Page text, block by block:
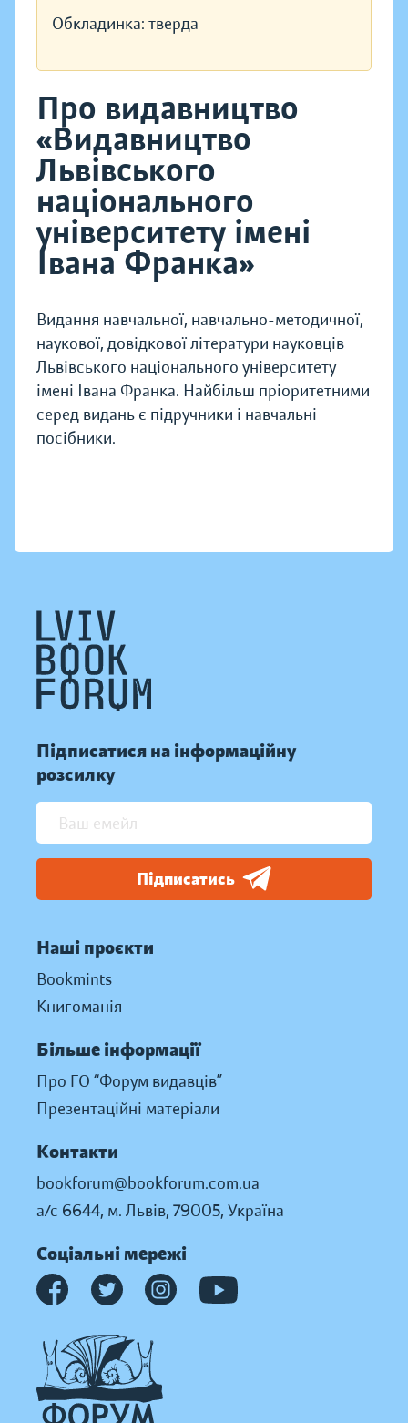
Обкладинка: тверда
Про видавництво
«Видавництво
Львівського
національного
університету імені
Івана Франка»
Видання навчальної, навчально-методичної,
наукової, довідкової літератури науковців
Львівського національного університету
імені Івана Франка. Найбільш пріоритетними
серед видань є підручники і навчальні
посібники.
Підписатися на інформаційну
розсилку
Підписатись
Наші проєкти
Bookmints
Книгоманія
Більше інформації
Про ГО “Форум видавців”
Презентаційні матеріали
Контакти
bookforum@bookforum.com.ua
а/с 6644, м. Львів, 79005, Україна
Соціальні мережі